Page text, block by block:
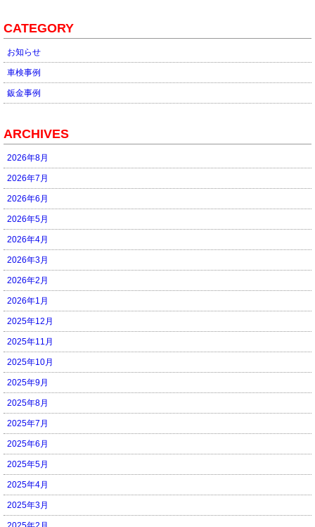
CATEGORY
お知らせ
車検事例
鈑金事例
ARCHIVES
2026年8月
2026年7月
2026年6月
2026年5月
2026年4月
2026年3月
2026年2月
2026年1月
2025年12月
2025年11月
2025年10月
2025年9月
2025年8月
2025年7月
2025年6月
2025年5月
2025年4月
2025年3月